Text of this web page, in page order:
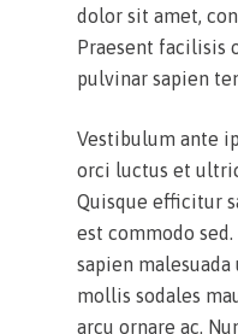
dolor sit amet,
Praesent facilisis
pulvinar sapien
Vestibulum ante
orci luctus et
Quisque efficitur
est commodo
sapien
mollis sodales
arcu ornare ac.